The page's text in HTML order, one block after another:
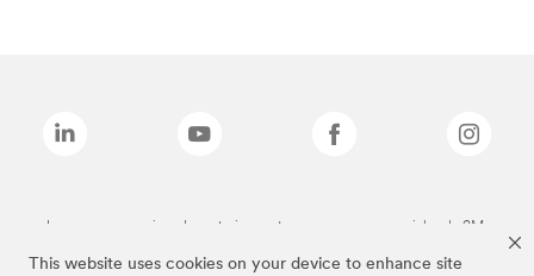
This website uses cookies on your device to enhance site
Las marcas mencionadas anteriormente son marcas comerciales de 3M.